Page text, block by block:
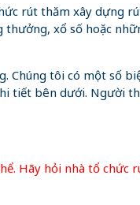
rút thăm xây dựng
xổ số hoặc
tôi có một số
tiết bên dưới. Người
Hãy hỏi nhà tổ chức